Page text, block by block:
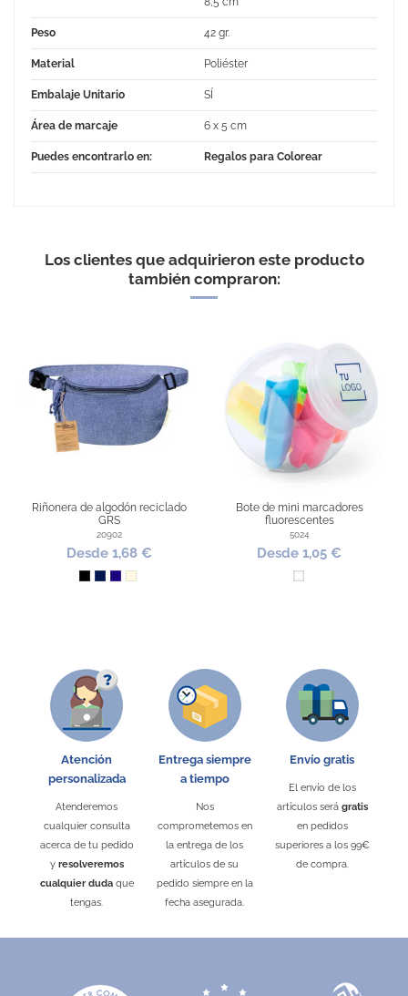
Peso 42 gr.
Material Poliéster
Embalaje Unitario SÍ
Área de marcaje 6 x 5 cm
Puedes encontrarlo en: Regalos para Colorear
Calcetines infantiles para
colorear (Color: Blanco -
Cantidad: Cantidad)
calculated from 1 customer reviews
Positive
100%
Neutral
0%
0%
súper divertidos
Los clientes que adquirieron este producto
también compraron:
Riñonera de algodón reciclado
GRS
20902
Desde 1,68 €
NegroMarino
Azul Oscuro
Natural
Bote de mini marcadores
fluorescentes
5024
Desde 1,05 €
Blanco
Libreta rasca multicolor
Desde 0,28 €
Kraft
Palas de playa con tableros de
1510
Desde 2,70 €
Atención
personalizada
Atenderemos
cualquier consulta
acerca de tu pedido
y resolveremos
cualquier dudaque
tengas.
Entrega siempre
a tiempo
Nos
comprometemos en
la entrega de los
artículos de su
pedido siempre en la
fecha asegurada.
Envío gratis
El envío de los
artículos será gratis
en pedidos
superiores a los 99€
de compra.